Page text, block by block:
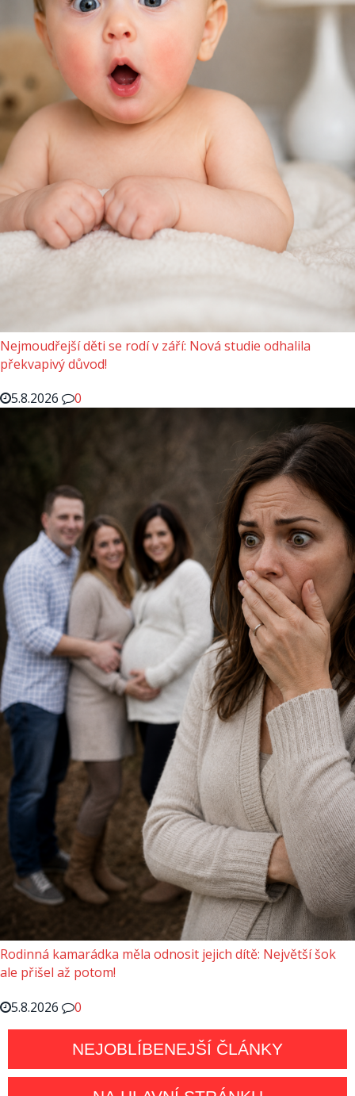
Nejmoudřejší děti se rodí v září: Nová studie odhalila
překvapivý důvod!
5.8.2026
0
Rodinná kamarádka měla odnosit jejich dítě: Největší šok
ale přišel až potom!
5.8.2026
0
NEJOBLÍBENEJŠÍ ČLÁNKY